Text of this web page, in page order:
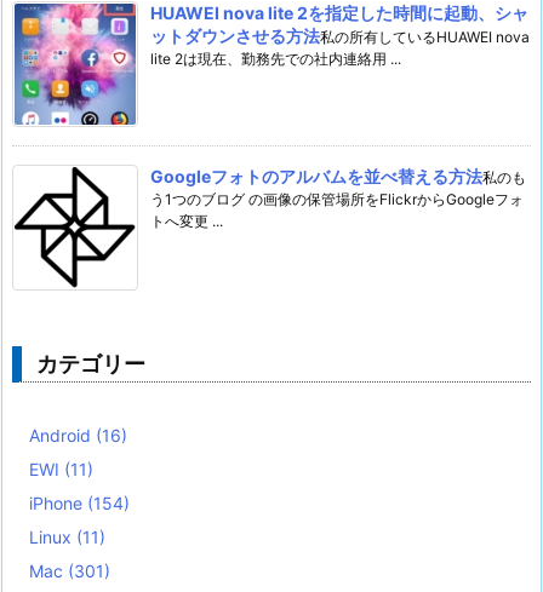
HUAWEI nova lite 2を指定した時間に起動、シャ
ットダウンさせる方法私の所有しているHUAWEI nova
lite 2は現在、勤務先での社内連絡用 ...
Googleフォトのアルバムを並べ替える方法私のも
う1つのブログ の画像の保管場所をFlickrからGoogleフォ
トへ変更 ...
カテゴリー
Android (16)
EWI (11)
iPhone (154)
Linux (11)
Mac (301)